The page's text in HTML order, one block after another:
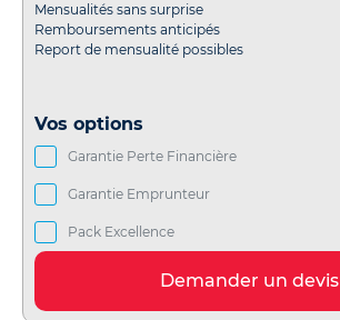
Mensualités sans surprise
Remboursements anticipés
Report de mensualité possibles
Vos options
Garantie Perte Financière
Garantie Emprunteur
Pack Excellence
Demander un devis